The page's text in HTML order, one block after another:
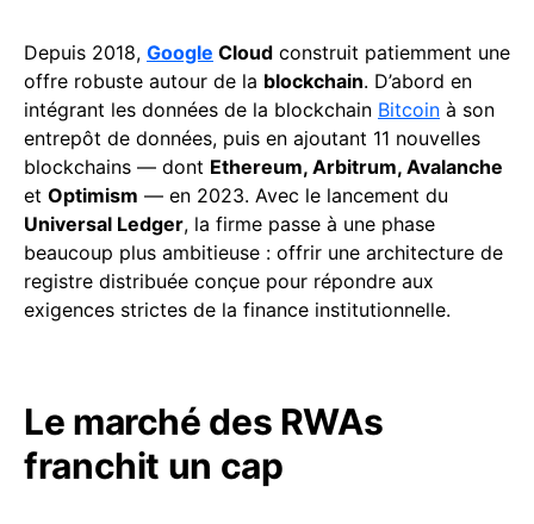
Depuis 2018, Google Cloud construit patiemment une
offre robuste autour de la blockchain. D’abord en
intégrant les données de la blockchain Bitcoin à son
entrepôt de données, puis en ajoutant 11 nouvelles
blockchains — dont Ethereum, Arbitrum, Avalanche
et Optimism — en 2023. Avec le lancement du
Universal Ledger, la firme passe à une phase
beaucoup plus ambitieuse : offrir une architecture de
registre distribuée conçue pour répondre aux
exigences strictes de la finance institutionnelle.
Le marché des RWAs
franchit un cap